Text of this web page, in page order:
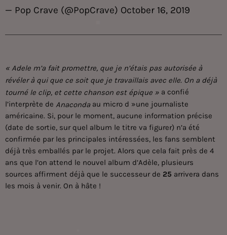
— Pop Crave (@PopCrave) October 16, 2019
« Adele m’a fait promettre, que je n’étais pas autorisée à
révéler à qui que ce soit que je travaillais avec elle. On a déjà
tourné le clip, et cette chanson est épique » a confié
l’interprète de Anacondaau micro d »une journaliste
américaine. Si, pour le moment, aucune information précise
(date de sortie, sur quel album le titre va figurer) n’a été
confirmée par les principales intéressées, les fans semblent
déjà très emballés par le projet. Alors que cela fait près de 4
ans que l’on attend le nouvel album d’Adèle, plusieurs
sources affirment déjà que le successeur de 25 arrivera dans
les mois à venir. On à hâte !